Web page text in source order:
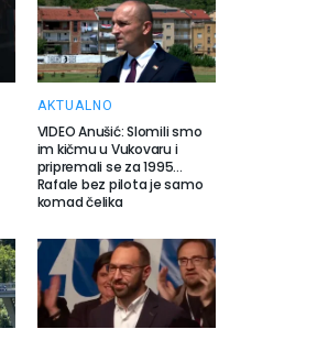
AKTUALNO
VIDEO Anušić: Slomili smo
im kičmu u Vukovaru i
pripremali se za 1995…
Rafale bez pilota je samo
komad čelika